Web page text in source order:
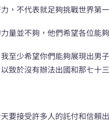
，不代表就足夠挑戰世界第
量並不夠，他們希望各位能
至少希望你們能夠展現出男
致於沒有辦法出國和那七十
要接受許多人的託付和信賴